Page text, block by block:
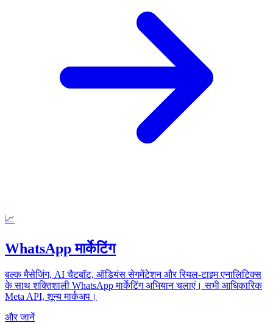
📈
WhatsApp मार्केटिंग
बल्क मैसेजिंग, AI चैटबॉट, ऑडियंस सेगमेंटेशन और रियल-टाइम एनालिटिक्स
के साथ शक्तिशाली WhatsApp मार्केटिंग अभियान चलाएं। सभी आधिकारिक
Meta API, शून्य मार्कअप।
और जानें